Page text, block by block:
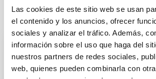
Las cookies de este sitio web se usan
el contenido y los anuncios, ofrecer
sociales y analizar el tráfico. Además,
información sobre el uso que haga del
nuestros partners de redes sociales,
web, quienes pueden combinarla con
Te puede interesar
CONTRATO INDEFINIDO
Dos contratos - Ingeniería